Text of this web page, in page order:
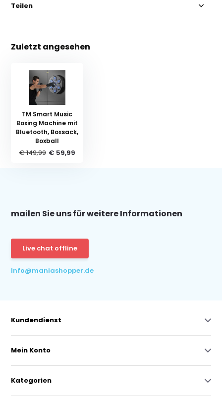
Teilen
Zuletzt angesehen
TM Smart Music
Boxing Machine mit
Bluetooth, Boxsack,
Boxball
€ 149,99 € 59,99
mailen Sie uns für weitere Informationen
Live chat offline
Info@maniashopper.de
Kundendienst
Mein Konto
Kategorien